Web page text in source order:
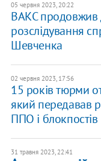
05 червня 2023, 20:22
ВАКС продовжив
розслідування
Шевченка
02 червня 2023, 17:56
15 років тюрми
який передавав
ППО і блокпостів
31 травня 2023, 22:41